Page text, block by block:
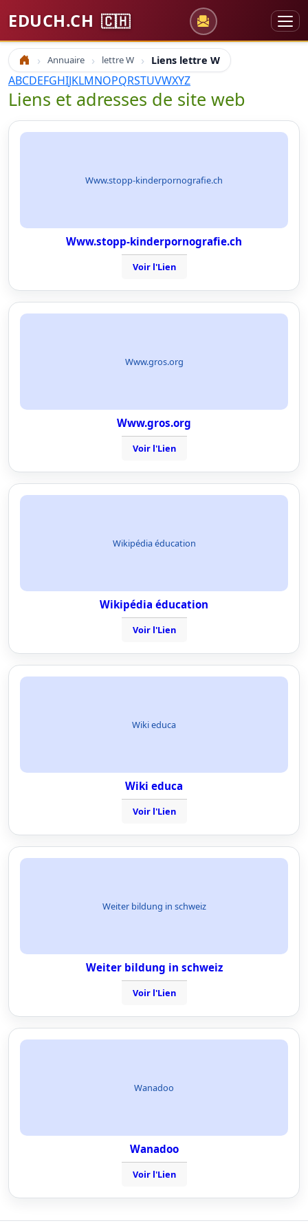
EDUCH.CH 🇨🇭
Accueil Annuaire lettre W Liens lettre W
ABCDEFGHIJKLMNOPQRSTUVWXYZ
Liens et adresses de site web
Www.stopp-kinderpornografie.ch
Www.stopp-kinderpornografie.ch
Voir l'Lien
Www.gros.org
Www.gros.org
Voir l'Lien
Wikipédia éducation
Wikipédia éducation
Voir l'Lien
Wiki educa
Wiki educa
Voir l'Lien
Weiter bildung in schweiz
Weiter bildung in schweiz
Voir l'Lien
Wanadoo
Wanadoo
Voir l'Lien